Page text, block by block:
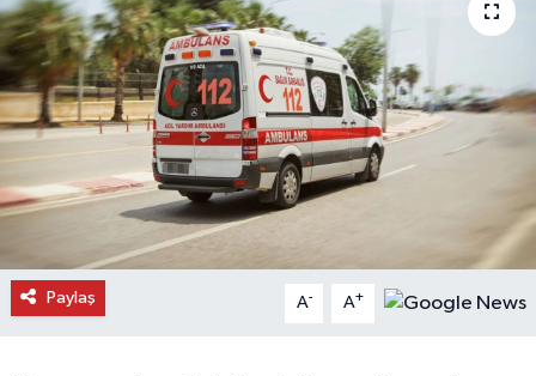
Paylaş A- A+
Daday Haberleri
Devrekani Haberleri
Doğanyurt Haberleri
Hanönü Haberleri
İhsangazi Haberleri